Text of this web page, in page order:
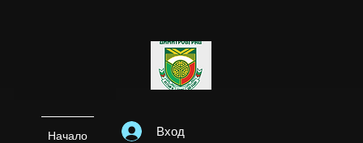
Начало Вход